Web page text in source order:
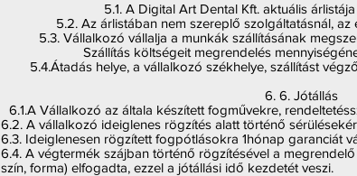
5.1. A Digital Art Dental Kft. aktuális
5.2. Az árlistában nem szereplő szolgáltatásnál,
5.3. Vállalkozó vállalja a munkák szállításának
Szállítás költségeit megrendelés
5.4.Átadás helye, a vállalkozó székhelye, szállítást
6. 6. Jótállás
6.1.A Vállalkozó az általa készített fogművekre,
6.2. A vállalkozó ideiglenes rögzítés alatt történő
6.3. Ideiglenesen rögzített fogpótlásokra 1hónap garanciát
6.4. A végtermék szájban történő rögzítésével a
szín, forma) elfogadta, ezzel a jótállási idő kezdetét veszi.